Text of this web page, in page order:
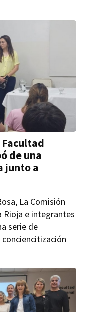
de una
junto a
La Comisión
Rioja e integrantes
serie de